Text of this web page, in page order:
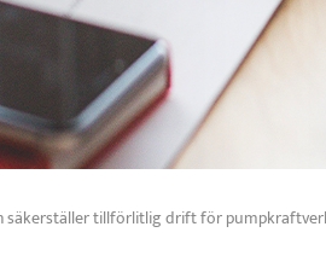
säkerställer tillförlitlig drift för